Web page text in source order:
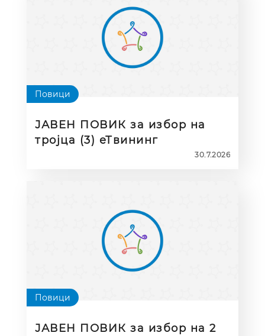
Повици
ЈАВЕН ПОВИК за избор на
тројца (3) еТвининг
30.7.2026
Повици
ЈАВЕН ПОВИК за избор на 2